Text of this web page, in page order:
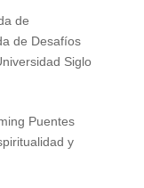
de
de Desafíos
Siglo
Puentes
y